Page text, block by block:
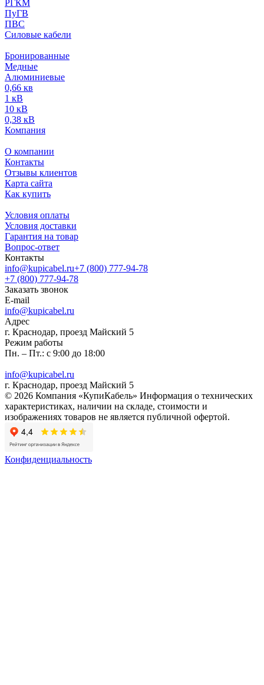
РГКМ
ПуГВ
ПВС
Силовые кабели
Бронированные
Медные
Алюминиевые
0,66 кв
1 кВ
10 кВ
0,38 кВ
Компания
О компании
Контакты
Отзывы клиентов
Карта сайта
Как купить
Условия оплаты
Условия доставки
Гарантия на товар
Вопрос-ответ
Контакты
info@kupicabel.ru+7 (800) 777-94-78
+7 (800) 777-94-78
Заказать звонок
E-mail
info@kupicabel.ru
Адрес
г. Краснодар, проезд Майский 5
Режим работы
Пн. – Пт.: с 9:00 до 18:00
info@kupicabel.ru
г. Краснодар, проезд Майский 5
© 2026 Компания «КупиКабель» Информация о технических
характеристиках, наличии на складе, стоимости и
изображениях товаров не является публичной офертой.
Конфиденциальность